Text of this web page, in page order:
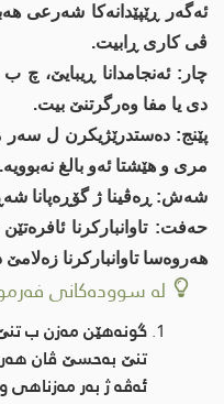
ئه‌گه‌ر ڕێپێدانه‌كا شه‌رعی
ڤی كاری ڕابیت.
چار: ئه‌نجامدانا ڕیبایێ،
دی یا مفا وه‌رگرتنێ بیت.
پێنج: ده‌ستدرێژیكرن ل
مری و هێشتا ئه‌و بالغ نه‌بوویه‌.
شه‌ش: ڕه‌ڤینا ژ گۆڕه‌پانا
حه‌فت: تاوانباركرنا
هه‌روه‌سا تاوانباركرنا
لە سوودەکانی
گونه‌هێن مه‌زن ب
تنێ به‌حسێ ڤان
ئه‌ڤه‌ ژ به‌ر مه‌زناهی